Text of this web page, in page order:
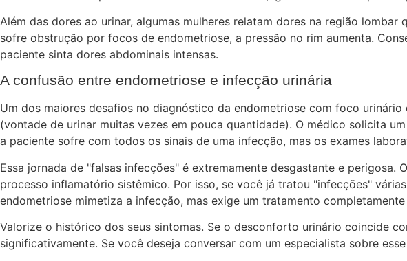
Além das dores ao urinar, algumas mulheres relatam dores na região
sofre obstrução por focos de endometriose, a pressão no rim aumenta.
paciente sinta dores abdominais intensas.
A confusão entre endometriose e infecção urinária
Um dos maiores desafios no diagnóstico da endometriose com foco
(vontade de urinar muitas vezes em pouca quantidade). O médico solicita
a paciente sofre com todos os sinais de uma infecção, mas os exames
Essa jornada de "falsas infecções" é extremamente desgastante e
processo inflamatório sistêmico. Por isso, se você já tratou "infecções"
endometriose mimetiza a infecção, mas exige um tratamento
Valorize o histórico dos seus sintomas. Se o desconforto urinário coincide
significativamente. Se você deseja conversar com um especialista sobre